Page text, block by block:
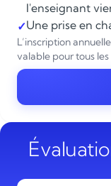
l'enseignant
✓Une prise en
L’inscription
valable pour tous